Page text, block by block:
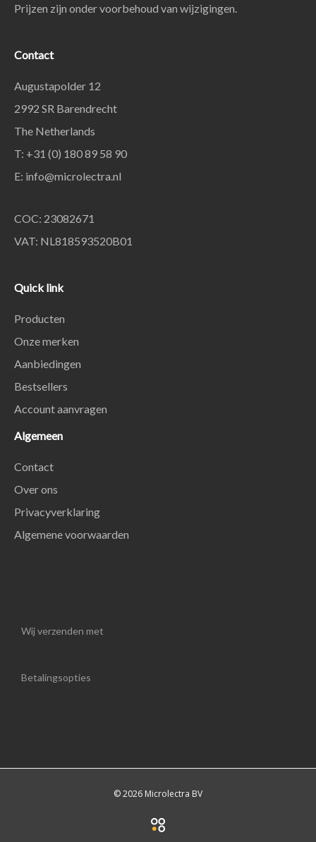
Prijzen zijn onder voorbehoud van wijzigingen.
Contact
Augustapolder 12
2992 SR Barendrecht
The Netherlands
T: +31 (0) 180 89 58 90
E: info@microlectra.nl
COC: 23082671
VAT: NL818593520B01
Quick link
Producten
Onze merken
Aanbiedingen
Bestsellers
Account aanvragen
Algemeen
Contact
Over ons
Privacyverklaring
Algemene voorwaarden
Wij verzenden met
Betalingsopties
© 2026 Microlectra BV